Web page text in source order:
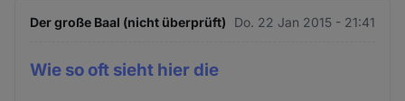
Der große Baal (nicht überprüft) Do. 22 Jan 2015 - 21:41
Wie so oft sieht hier die